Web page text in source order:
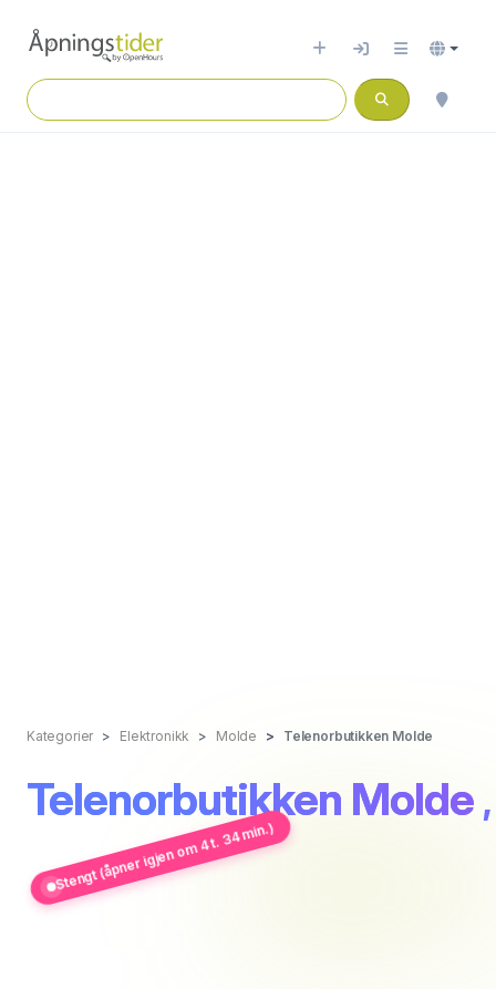
Kategorier Elektronikk Molde Telenorbutikken Molde
Telenorbutikken Molde
Stengt (åpner igjen om 4 t. 34 min.)